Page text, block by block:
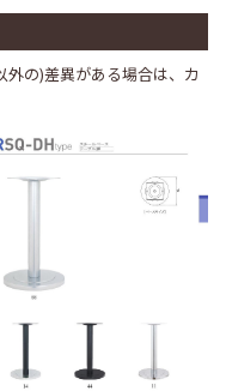
の)差異がある場合は、カ